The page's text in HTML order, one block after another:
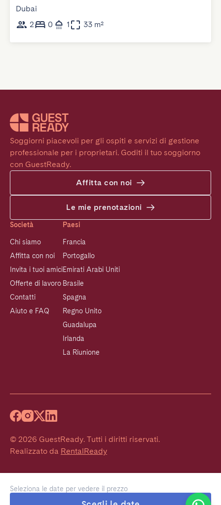
Seleziona le date per vedere il prezzo
Dubai
2
0 1 33 m²
Soggiorni piacevoli per gli ospiti e servizi di gestione
professionale per i proprietari. Goditi il tuo soggiorno
con GuestReady.
Affitta con noi
Le mie prenotazioni
Società
Chi siamo
Affitta con noi
Invita i tuoi amici
Offerte di lavoro
Contatti
Aiuto e FAQ
Paesi
Francia
Portogallo
Emirati Arabi Uniti
Brasile
Spagna
Regno Unito
Guadalupa
Irlanda
La Riunione
© 2026 GuestReady. Tutti i diritti riservati.
Realizzato da RentalReady
Welcome!